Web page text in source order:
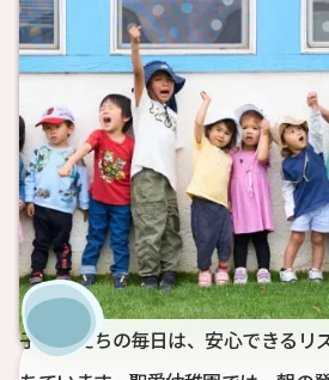
子どもたちの毎日は、安心できるリ